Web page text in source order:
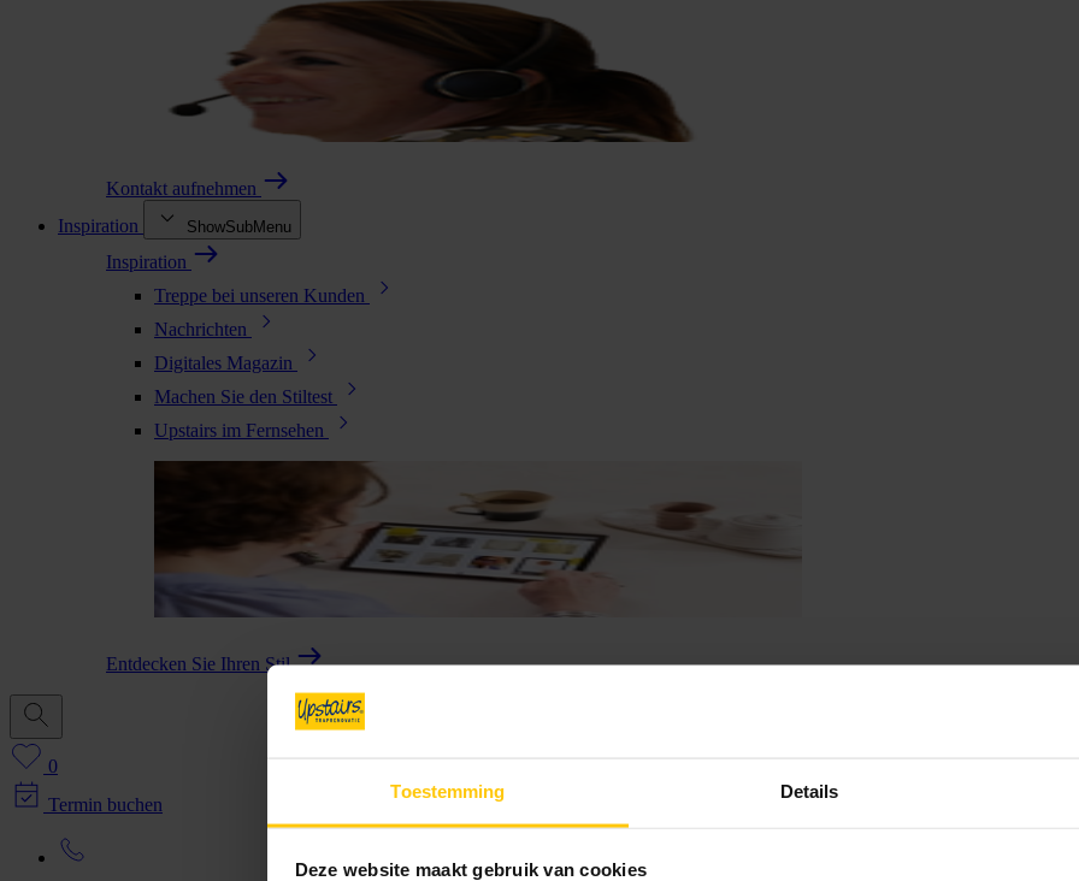
Toestemming Details
Deze website maakt gebruik van cookies
Kontakt aufnehmen
Inspiration
ShowSubMenu
Inspiration
Treppe bei unseren Kunden
Nachrichten
Digitales Magazin
Machen Sie den Stiltest
Upstairs im Fernsehen
Entdecken Sie Ihren Stil
0
Termin buchen